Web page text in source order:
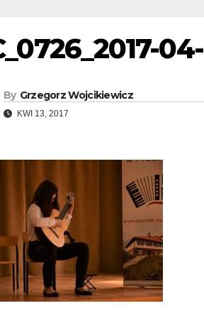
By Grzegorz Wojcikiewicz
KWI 13, 2017